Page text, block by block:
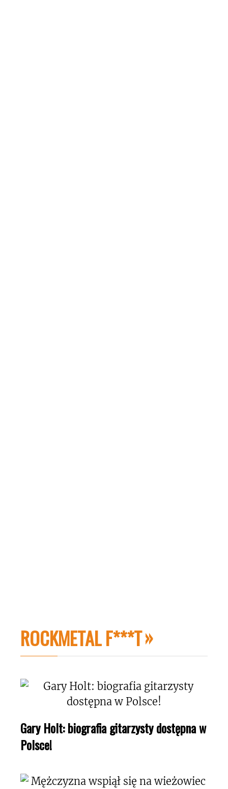
ROCKMETAL F***T
Gary Holt: biografia gitarzysty dostępna w
Polsce!